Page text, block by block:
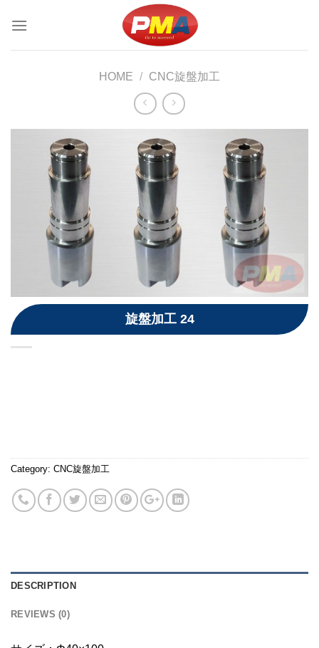
HOME / CNC旋盤加工
旋盤加工 24
Category: CNC旋盤加工
DESCRIPTION
REVIEWS (0)